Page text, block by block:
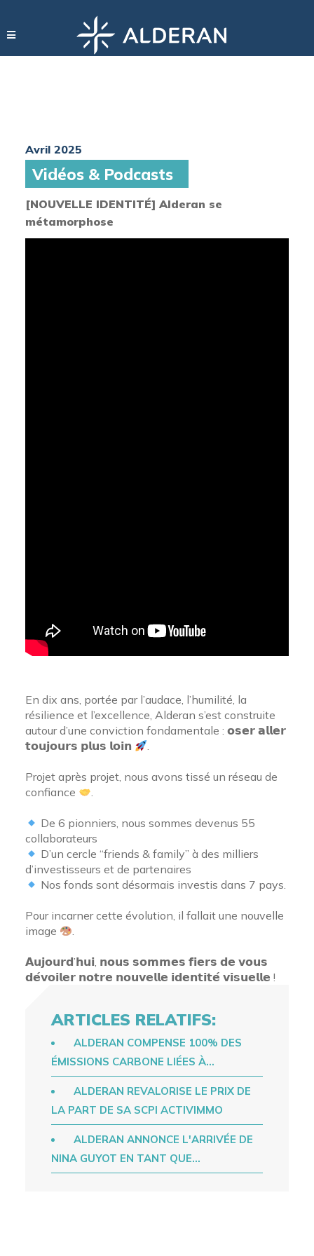
Avril 2025
Vidéos & Podcasts
[NOUVELLE IDENTITÉ] Alderan se
métamorphose
En dix ans, portée par l’audace, l’humilité, la
résilience et l’excellence, Alderan s’est construite
autour d’une conviction fondamentale : 𝗼𝘀𝗲𝗿 𝗮𝗹𝗹𝗲𝗿
𝘁𝗼𝘂𝗷𝗼𝘂𝗿𝘀 𝗽𝗹𝘂𝘀 𝗹𝗼𝗶𝗻
.
Projet après projet, nous avons tissé un réseau de
confiance
.
De 6 pionniers, nous sommes devenus 55
collaborateurs
D’un cercle “friends & family” à des milliers
d’investisseurs et de partenaires
Nos fonds sont désormais investis dans 7 pays.
Pour incarner cette évolution, il fallait une nouvelle
image
.
𝗔𝘂𝗷𝗼𝘂𝗿𝗱’𝗵𝘂𝗶, 𝗻𝗼𝘂𝘀 𝘀𝗼𝗺𝗺𝗲𝘀 𝗳𝗶𝗲𝗿𝘀 𝗱𝗲 𝘃𝗼𝘂𝘀
𝗱𝗲́𝘃𝗼𝗶𝗹𝗲𝗿 𝗻𝗼𝘁𝗿𝗲 𝗻𝗼𝘂𝘃𝗲𝗹𝗹𝗲 𝗶𝗱𝗲𝗻𝘁𝗶𝘁𝗲́ 𝘃𝗶𝘀𝘂𝗲𝗹𝗹𝗲 !
ARTICLES RELATIFS:
ALDERAN COMPENSE 100% DES
ÉMISSIONS CARBONE LIÉES À…
ALDERAN REVALORISE LE PRIX DE
LA PART DE SA SCPI ACTIVIMMO
ALDERAN ANNONCE L'ARRIVÉE DE
NINA GUYOT EN TANT QUE…